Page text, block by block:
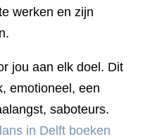
werken en zijn
jou aan elk doel. Dit
emotioneel, een
saboteurs.
in Delft boeken